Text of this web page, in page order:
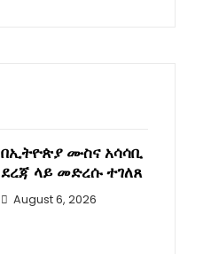
በኢትዮጵያ ሙስና አሳሳቢ
ደረጃ ላይ መድረሱ ተገለጸ
August 6, 2026